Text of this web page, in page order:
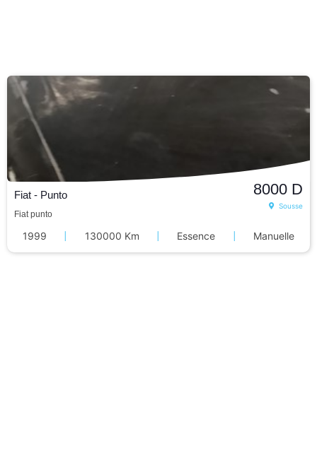
Fiat - Punto
Fiat punto
8000 D
Sousse
1999 130000 Km Essence Manuelle